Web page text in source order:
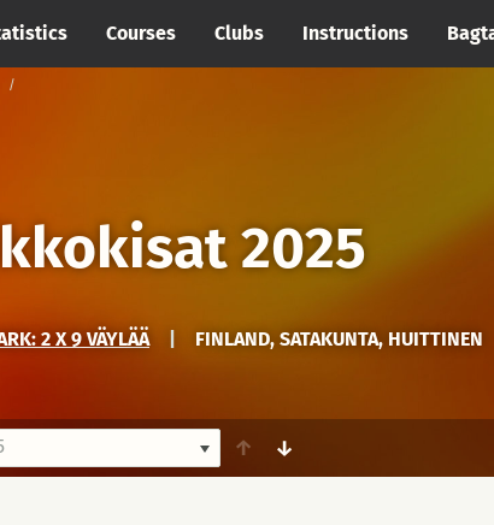
Courses Clubs Instructions
2025
2 X 9 VÄYLÄÄ FINLAND, SATAKUNTA, HUITTINEN
↑ ↓